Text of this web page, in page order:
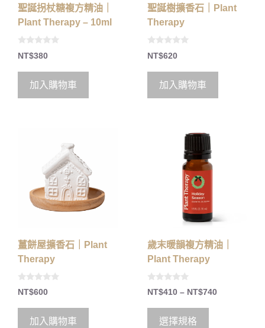
聖誕拐杖糖複方精油｜
Plant Therapy – 10ml
0
o
t
5
NT$380
加入購物車
聖誕樹擴香石｜Plant
Therapy
0
o
t
5
NT$620
加入購物車
薑餅屋擴香石｜Plant
Therapy
0
oNT$600
加入購物車
歲末暖韻複方精油｜
Plant Therapy
0
oNT$410 – NT$740
選擇規格